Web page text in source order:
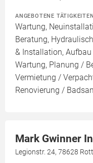
ANGEBOTENE TÄTIGKEITEN
Wartung,
Beratung,
& Installation,
Wartung, Planung /
Vermietung /
Renovierung /
Mark Gwinner
Legionstr. 24, 78628